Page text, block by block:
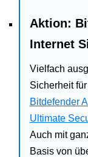
Aktion:
Internet
Vielfach
Sicherheit
Bitdefender
Ultimate
Auch mit
Basis von